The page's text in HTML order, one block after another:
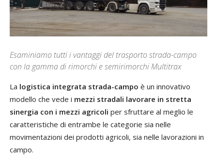
Esaminiamo tutti i vantaggi del trasporto strada-campo
con la gamma di rimorchi e semirimorchi Multitrax
La logistica integrata strada-campo è un innovativo
modello che vede i mezzi stradali lavorare in stretta
sinergia con i mezzi agricoli per sfruttare al meglio le
caratteristiche di entrambe le categorie sia nelle
movimentazioni dei prodotti agricoli, sia nelle lavorazioni in
campo.